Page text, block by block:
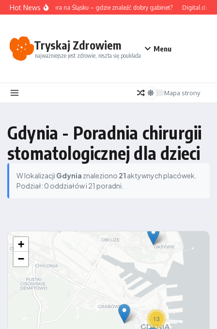
Przejdź do treści
Hot NewsAkupunktura na Śląsku – gdzie znaleźć dobry gabinet? Digital detox
Tryskaj Zdrowiem
najważniejsze jest zdrowie, reszta się poukłada
Menu
Mapa strony
Gdynia - Poradnia chirurgii
stomatologicznej dla dzieci
W lokalizacji Gdynia znaleziono 21 aktywnych placówek.
Podział: 0 oddziałów i 21 poradni.
13
+
−